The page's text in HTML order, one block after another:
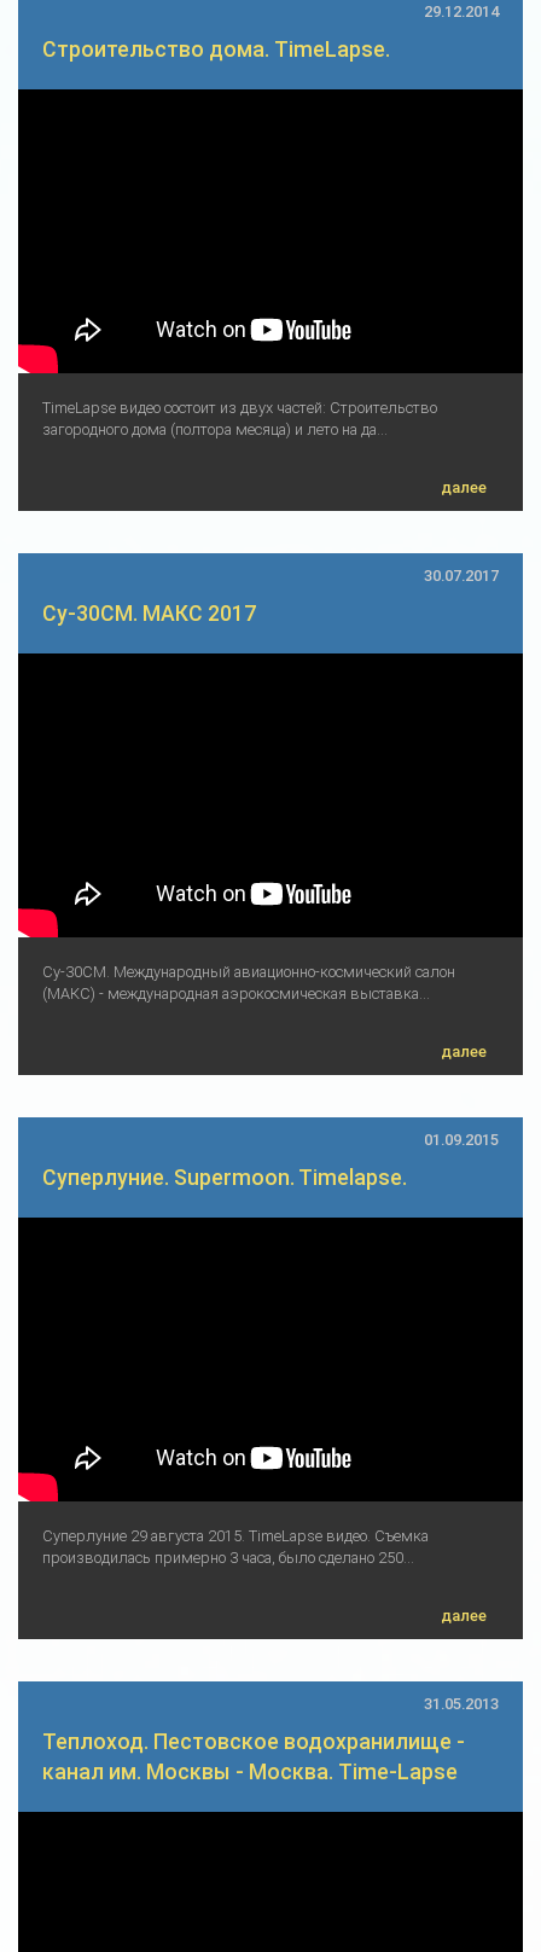
29.12.2014
Строительство дома. TimeLapse.
TimeLapse видео состоит из двух частей: Строительство
загородного дома (полтора месяца) и лето на да...
далее
30.07.2017
Су-30СМ. МАКС 2017
Су-30СМ. Международный авиационно-космический салон
(МАКС) - международная аэрокосмическая выставка...
далее
01.09.2015
Суперлуние. Supermoon. Timelapse.
Суперлуние 29 августа 2015. TimeLapse видео. Съемка
производилась примерно 3 часа, было сделано 250...
далее
31.05.2013
Теплоход. Пестовское водохранилище -
канал им. Москвы - Москва. Time-Lapse